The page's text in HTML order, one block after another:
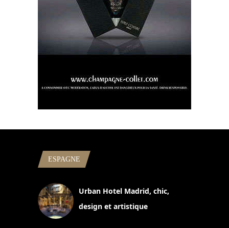
ESPAGNE
Urban Hotel Madrid, chic,
design et artistique